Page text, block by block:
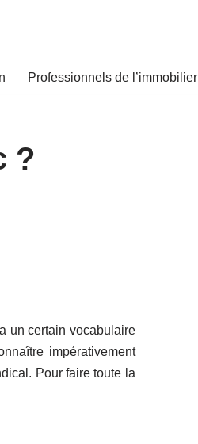
Professionnels de l’immobilier
?
un certain vocabulaire
impérativement
Pour faire toute la